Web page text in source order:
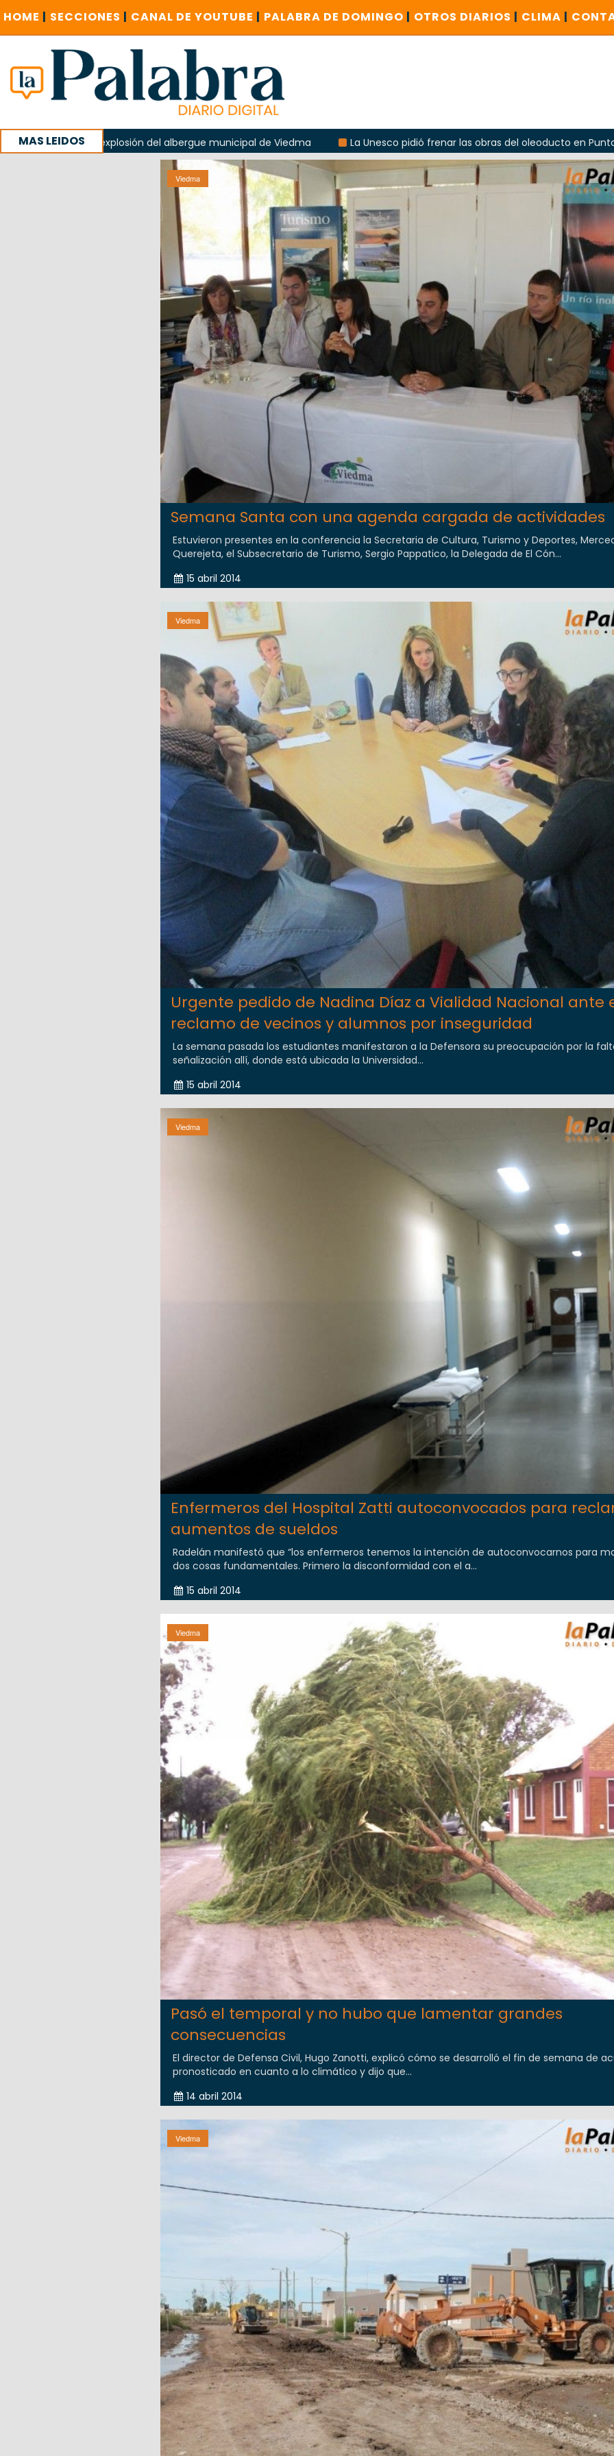
HOME | SECCIONES | CANAL DE YOUTUBE | PALABRA DE DOMINGO | OTROS DIARIOS | CLIMA |
MAS LEIDOS
la explosión del albergue municipal de Viedma
La Unesco pidió frenar las obras del oleoducto en Punta Colorada
con un encuentro provincial en Roca
Viedma
Semana Santa con una agenda cargada de actividades
Estuvieron presentes en la conferencia la Secretaria de Cultura, Turismo y Deportes,
Querejeta, el Subsecretario de Turismo, Sergio Pappatico, la Delegada de El Cón...
15 abril 2014
Viedma
Urgente pedido de Nadina Díaz a Vialidad Nacional ante
reclamo de vecinos y alumnos por inseguridad
La semana pasada los estudiantes manifestaron a la Defensora su preocupación por la
señalización allí, donde está ubicada la Universidad...
15 abril 2014
Viedma
Enfermeros del Hospital Zatti autoconvocados para
aumentos de sueldos
Radelán manifestó que “los enfermeros tenemos la intención de autoconvocarnos para
dos cosas fundamentales. Primero la disconformidad con el a...
15 abril 2014
Viedma
Pasó el temporal y no hubo que lamentar grandes
consecuencias
El director de Defensa Civil, Hugo Zanotti, explicó cómo se desarrolló el fin de semana de
pronosticado en cuanto a lo climático y dijo que...
14 abril 2014
Viedma